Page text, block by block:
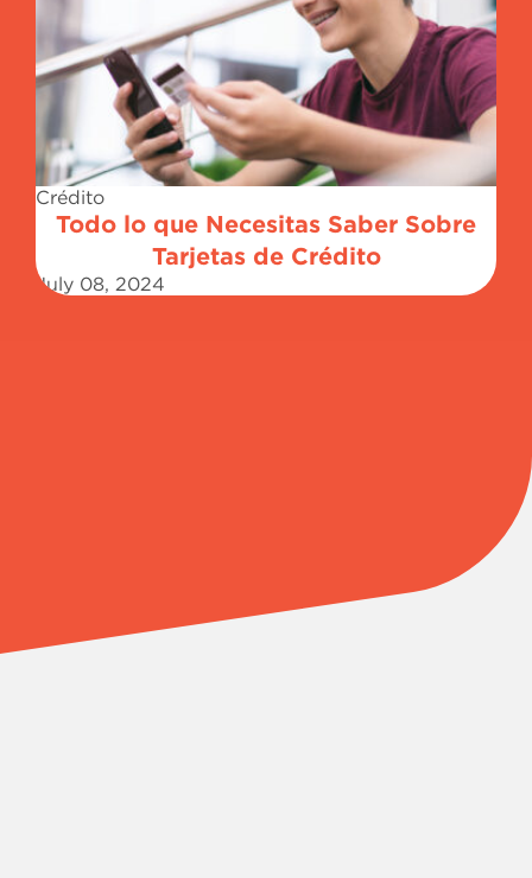
Crédito
Todo lo que Necesitas Saber Sobre
Tarjetas de Crédito
July 08, 2024